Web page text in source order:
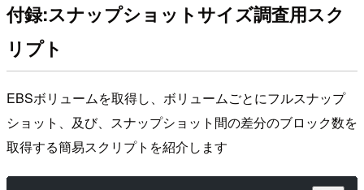
付録:スナップショットサイズ調査用スク
リプト
EBSボリュームを取得し、ボリュームごとにフルスナップ
ショット、及び、スナップショット間の差分のブロック数を
取得する簡易スクリプトを紹介します